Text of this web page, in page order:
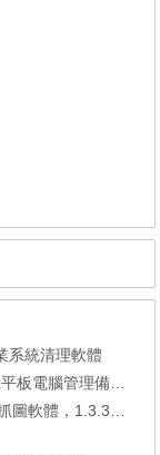
系統清理軟體
管理備份還原軟體
，1.3.315 安裝版